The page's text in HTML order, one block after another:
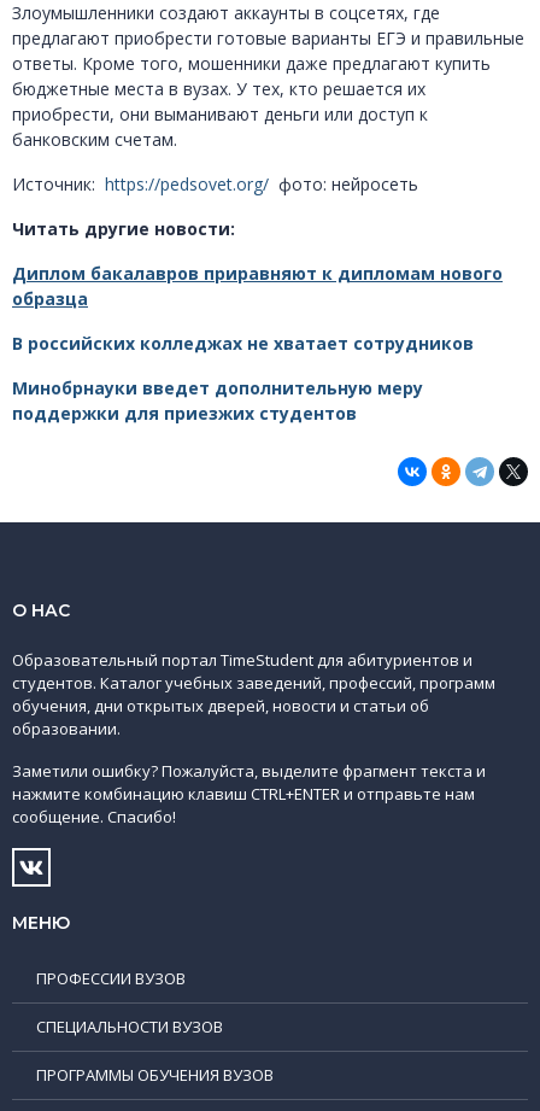
Злоумышленники создают аккаунты в соцсетях, где
предлагают приобрести готовые варианты ЕГЭ и правильные
ответы. Кроме того, мошенники даже предлагают купить
бюджетные места в вузах. У тех, кто решается их
приобрести, они выманивают деньги или доступ к
банковским счетам.
Источник: https://pedsovet.org/ фото: нейросеть
Читать другие новости:
Диплом бакалавров приравняют к дипломам нового
образца
В российских колледжах не хватает сотрудников
Минобрнауки введет дополнительную меру
поддержки для приезжих студентов
О НАС
Образовательный портал TimeStudent для абитуриентов и
студентов. Каталог учебных заведений, профессий, программ
обучения, дни открытых дверей, новости и статьи об
образовании.
Заметили ошибку? Пожалуйста, выделите фрагмент текста и
нажмите комбинацию клавиш CTRL+ENTER и отправьте нам
сообщение. Спасибо!
МЕНЮ
ПРОФЕССИИ ВУЗОВ
СПЕЦИАЛЬНОСТИ ВУЗОВ
ПРОГРАММЫ ОБУЧЕНИЯ ВУЗОВ